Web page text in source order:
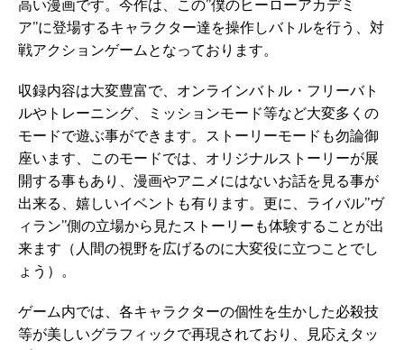
高い漫画です。今作は、この”僕のヒーローアカデミ
ア”に登場するキャラクター達を操作しバトルを行う、対
戦アクションゲームとなっております。
収録内容は大変豊富で、オンラインバトル・フリーバト
ルやトレーニング、ミッションモード等など大変多くの
モードで遊ぶ事ができます。ストーリーモードも勿論御
座います、このモードでは、オリジナルストーリーが展
開する事もあり、漫画やアニメにはないお話を見る事が
出来る、嬉しいイベントも有ります。更に、ライバル”ヴ
ィラン”側の立場から見たストーリーも体験することが出
来ます（人間の視野を広げるのに大変役に立つことでし
ょう）。
ゲーム内では、各キャラクターの個性を生かした必殺技
等が美しいグラフィックで再現されており、見応えタッ